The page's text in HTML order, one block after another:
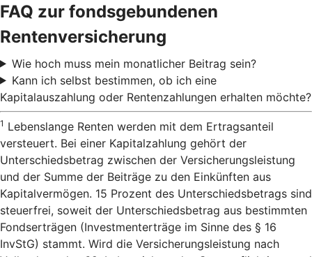
FAQ zur fondsgebundenen
Rentenversicherung
Wie hoch muss mein monatlicher Beitrag sein?
Kann ich selbst bestimmen, ob ich eine
Kapitalauszahlung oder Rentenzahlungen erhalten möchte?
1 Lebenslange Renten werden mit dem Ertragsanteil
versteuert. Bei einer Kapitalzahlung gehört der
Unterschiedsbetrag zwischen der Versicherungsleistung
und der Summe der Beiträge zu den Einkünften aus
Kapitalvermögen. 15 Prozent des Unterschiedsbetrags sind
steuerfrei, soweit der Unterschiedsbetrag aus bestimmten
Fondserträgen (Investmenterträge im Sinne des § 16
InvStG) stammt. Wird die Versicherungsleistung nach